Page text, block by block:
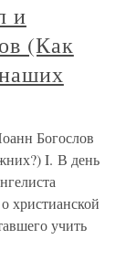
и
(Как
Богослов
I. В день
христианской
учить